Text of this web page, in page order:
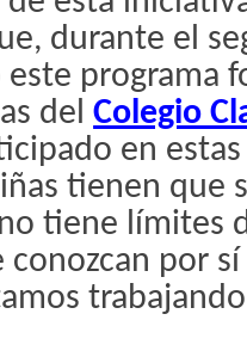
durante el
programa
delColegio
en
tienen que
tiene límites
por sí